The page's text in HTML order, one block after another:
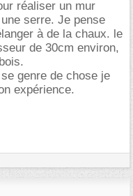
réaliser un mur
serre. Je pense
à de la chaux. le
de 30cm environ,
genre de chose je
expérience.